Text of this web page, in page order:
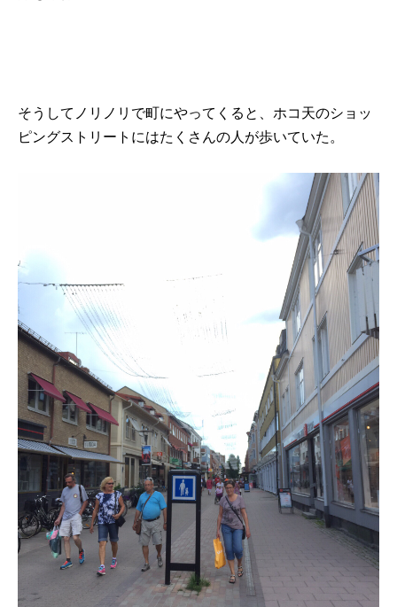
そうしてノリノリで町にやってくると、ホコ天のショッ
ピングストリートにはたくさんの人が歩いていた。